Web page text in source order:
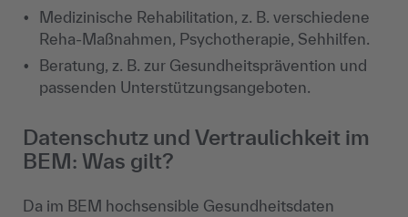
Medizinische Rehabilitation, z. B. verschiedene
Reha-Maßnahmen, Psychotherapie, Sehhilfen.
Beratung, z. B. zur Gesundheitsprävention und
passenden Unterstützungsangeboten.
Datenschutz und Vertraulichkeit im
BEM: Was gilt?
Da im BEM hochsensible Gesundheitsdaten